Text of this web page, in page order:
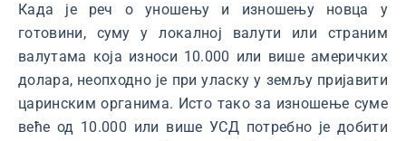
Када је реч о уношењу и изношењу новца у
готовини, суму у локалној валути или страним
валутама која износи 10.000 или више америчких
долара, неопходно је при уласку у земљу пријавити
царинским органима. Исто тако за изношење суме
веће од 10.000 или више УСД потребно је добити